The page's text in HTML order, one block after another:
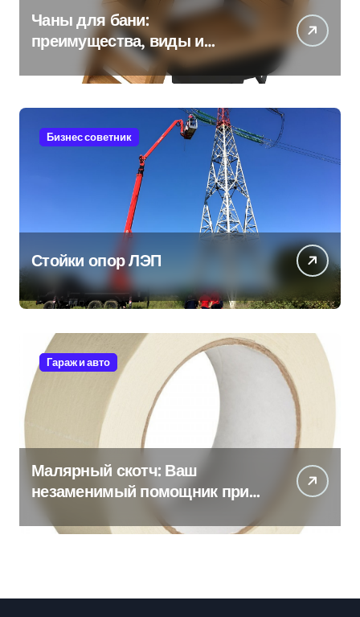
Чаны для бани:
преимущества, виды и
особенности использования
Бизнес советник
Стойки опор ЛЭП
Гараж и авто
Малярный скотч: Ваш
незаменимый помощник при